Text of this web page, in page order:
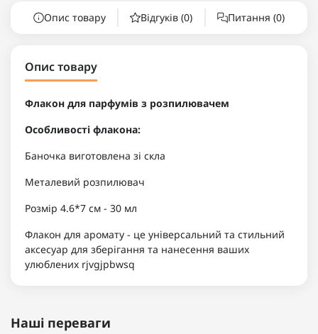
Опис товару Відгуків (0) Питання (0)
Опис товару
Флакон для парфумів з розпилювачем
Особливості флакона:
Баночка виготовлена ​​зі скла
Металевий розпилювач
Розмір 4.6*7 см - 30 мл
Флакон для аромату - це універсальний та стильний
аксесуар для зберігання та нанесення ваших
улюблених rjvgjpbwsq
Наші переваги